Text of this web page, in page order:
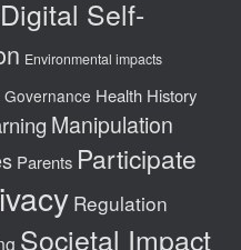
Digital Self-
Environmental impacts
Governance Health History
Manipulation
Parents Participate
Regulation
Societal Impact